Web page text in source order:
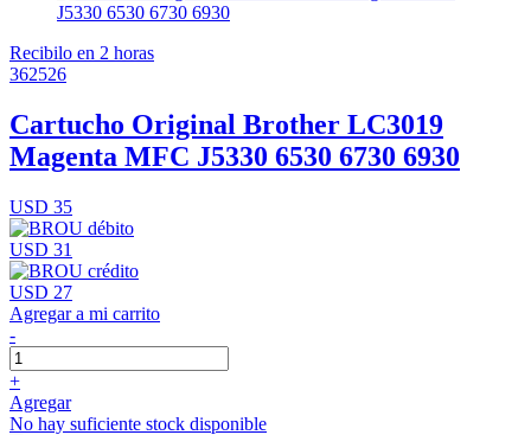
Recibilo en 2 horas
362526
Cartucho Original Brother LC3019
Magenta MFC J5330 6530 6730 6930
USD 35
USD 31
USD 27
Agregar a mi carrito
-
+
Agregar
No hay suficiente stock disponible